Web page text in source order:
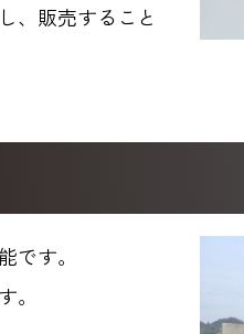
、販売すること
す。